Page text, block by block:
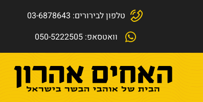
טלפון לבירורים: 03-6878643
וואטסאפ: 050-5222505